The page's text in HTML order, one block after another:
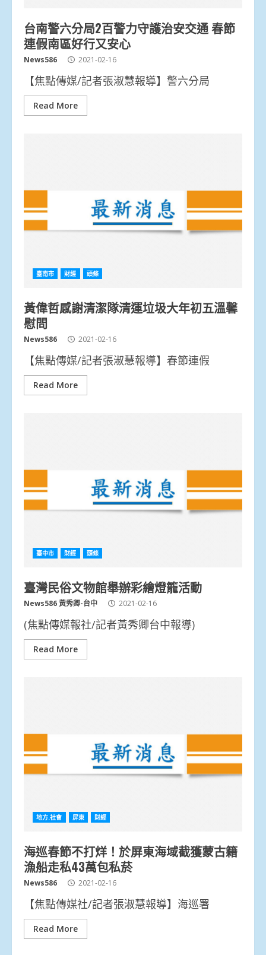
台南警六分局2百警力守護治安交通 春節
連假南區好行又安心
News586 2021-02-16
【焦點傳媒/記者張淑慧報導】警六分局
Read More
臺南市 財經 頭條
黃偉哲感謝清潔隊清運垃圾大年初五溫馨
慰問
News586 2021-02-16
【焦點傳媒/記者張淑慧報導】春節連假
Read More
臺中市 財經 頭條
臺灣民俗文物館舉辦彩繪燈籠活動
News586 黃秀卿-台中 2021-02-16
(焦點傳媒報社/記者黃秀卿台中報導)
Read More
地方.社會 屏東 財經
海巡春節不打烊！於屏東海域截獲蒙古籍
漁船走私43萬包私菸
News586 2021-02-16
【焦點傳媒社/記者張淑慧報導】海巡署
Read More